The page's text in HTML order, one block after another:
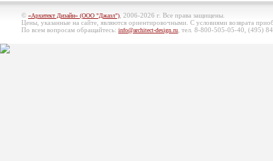
© «Архитект Дизайн» (ООО "Джазл") , 2006-2026 г. Все права защищены.
Цены, указанные на сайте, являются ориентировочными. С условиями возврата
По всем вопросам обращайтесь: info@architect-design.ru , тел. 8-800-505-05-40, (495)